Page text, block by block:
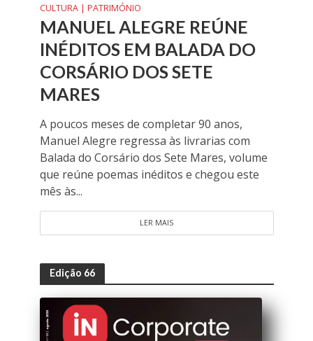
CULTURA | PATRIMÓNIO
MANUEL ALEGRE REÚNE
INÉDITOS EM BALADA DO
CORSÁRIO DOS SETE
MARES
A poucos meses de completar 90 anos,
Manuel Alegre regressa às livrarias com
Balada do Corsário dos Sete Mares, volume
que reúne poemas inéditos e chegou este
mês às...
LER MAIS
Edição 66